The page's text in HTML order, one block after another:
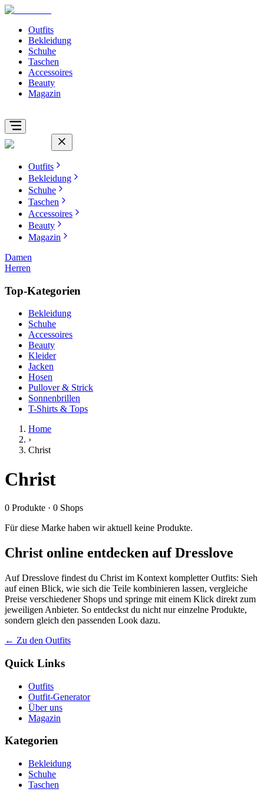
Outfits
Bekleidung
Schuhe
Taschen
Accessoires
Beauty
Magazin
Outfits
Bekleidung
Schuhe
Taschen
Accessoires
Beauty
Magazin
Damen
Herren
Top-Kategorien
Bekleidung
Schuhe
Accessoires
Beauty
Kleider
Jacken
Hosen
Pullover & Strick
Sonnenbrillen
T-Shirts & Tops
Home
›
Christ
Christ
0 Produkte · 0 Shops
Für diese Marke haben wir aktuell keine Produkte.
Christ online entdecken auf Dresslove
Auf Dresslove findest du Christ im Kontext kompletter Outfits: Sieh
auf einen Blick, wie sich die Teile kombinieren lassen, vergleiche
Preise verschiedener Shops und springe mit einem Klick direkt zum
jeweiligen Anbieter. So entdeckst du nicht nur einzelne Produkte,
sondern gleich den passenden Look dazu.
← Zu den Outfits
Quick Links
Outfits
Outfit-Generator
Über uns
Magazin
Kategorien
Bekleidung
Schuhe
Taschen